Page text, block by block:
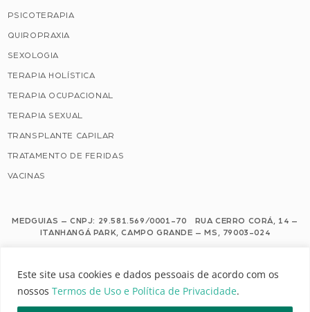
Este site usa cookies e dados pessoais de acordo com os
nossos Termos de Uso e Política de Privacidade.
PSICOTERAPIA
QUIROPRAXIA
SEXOLOGIA
TERAPIA HOLÍSTICA
TERAPIA OCUPACIONAL
TERAPIA SEXUAL
TRANSPLANTE CAPILAR
TRATAMENTO DE FERIDAS
VACINAS
MEDGUIAS – CNPJ: 29.581.569/0001-70 RUA CERRO CORÁ, 14 –
ITANHANGÁ PARK, CAMPO GRANDE – MS, 79003-024
Este site usa cookies e dados pessoais de acordo com os nossos Termos de
Uso e Política de Privacidade.